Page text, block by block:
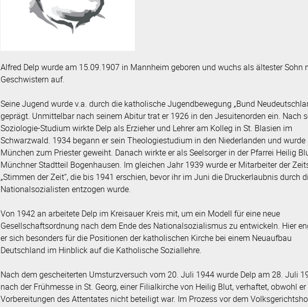
Alfred Delp wurde am 15.09.1907 in Mannheim geboren und wuchs als ältester Sohn
Geschwistern auf.
Seine Jugend wurde v.a. durch die katholische Jugendbewegung „Bund
geprägt. Unmittelbar nach seinem Abitur trat er 1926 in den Jesuitenorden ein. Nach
Soziologie-Studium wirkte Delp als Erzieher und Lehrer am Kolleg in St. Blasien im
Schwarzwald. 1934 begann er sein Theologiestudium in den Niederlanden und wurde
München zum Priester geweiht. Danach wirkte er als Seelsorger in der Pfarrei Heilig
Münchner Stadtteil Bogenhausen. Im gleichen Jahr 1939 wurde er Mitarbeiter der
„Stimmen der Zeit“, die bis 1941 erschien, bevor ihr im Juni die Druckerlaubnis durch
Nationalsozialisten entzogen wurde.
Von 1942 an arbeitete Delp im Kreisauer Kreis mit, um ein Modell für eine neue
Gesellschaftsordnung nach dem Ende des Nationalsozialismus zu entwickeln. Hier
er sich besonders für die Positionen der katholischen Kirche bei einem Neuaufbau
Deutschland im Hinblick auf die Katholische Soziallehre.
Nach dem gescheiterten Umsturzversuch vom 20. Juli 1944 wurde Delp am 28. Juli
nach der Frühmesse in St. Georg, einer Filialkirche von Heilig Blut, verhaftet, obwohl er
Vorbereitungen des Attentates nicht beteiligt war. Im Prozess vor dem